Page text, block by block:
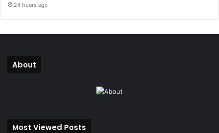
24 hours ago
About
Most Viewed Posts